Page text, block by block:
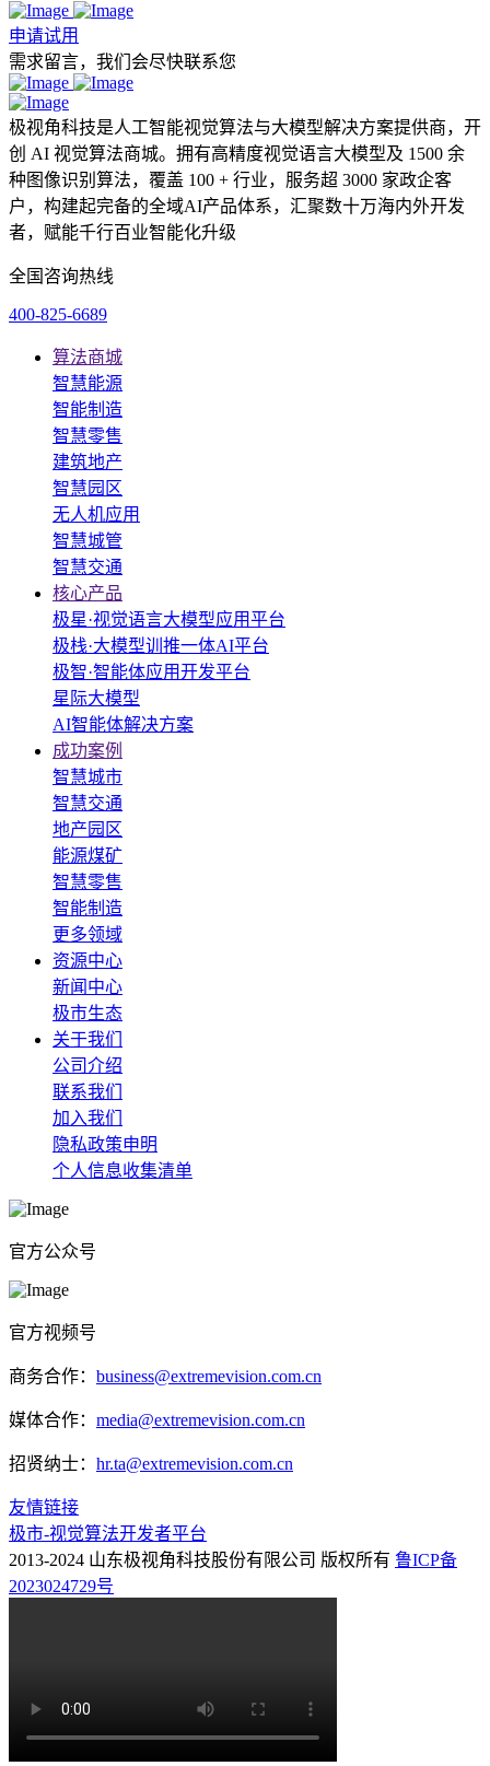
申请试用
需求留言，我们会尽快联系您
极视角科技是人工智能视觉算法与大模型解决方案提供商，开
创 AI 视觉算法商城。拥有高精度视觉语言大模型及 1500 余
种图像识别算法，覆盖 100 + 行业，服务超 3000 家政企客
户，构建起完备的全域AI产品体系，汇聚数十万海内外开发
者，赋能千行百业智能化升级
全国咨询热线
400-825-6689
算法商城
智慧能源
智能制造
智慧零售
建筑地产
智慧园区
无人机应用
智慧城管
智慧交通
核心产品
极星·视觉语言大模型应用平台
极栈·大模型训推一体AI平台
极智·智能体应用开发平台
星际大模型
AI智能体解决方案
成功案例
智慧城市
智慧交通
地产园区
能源煤矿
智慧零售
智能制造
更多领域
资源中心
新闻中心
极市生态
关于我们
公司介绍
联系我们
加入我们
隐私政策申明
个人信息收集清单
官方公众号
官方视频号
商务合作： business@extremevision.com.cn
媒体合作： media@extremevision.com.cn
招贤纳士： hr.ta@extremevision.com.cn
友情链接
极市-视觉算法开发者平台
2013-2024 山东极视角科技股份有限公司 版权所有 鲁ICP备
2023024729号